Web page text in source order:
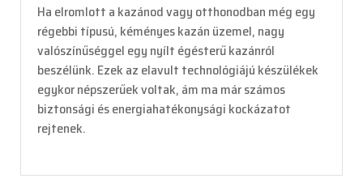
Ha elromlott a kazánod vagy otthonodban még egy
régebbi típusú, kéményes kazán üzemel, nagy
valószínűséggel egy nyílt égésterű kazánról
beszélünk. Ezek az elavult technológiájú készülékek
egykor népszerűek voltak, ám ma már számos
biztonsági és energiahatékonysági kockázatot
rejtenek.